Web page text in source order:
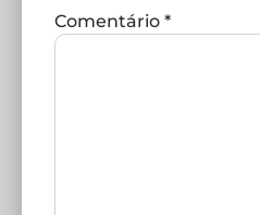
Comentário *